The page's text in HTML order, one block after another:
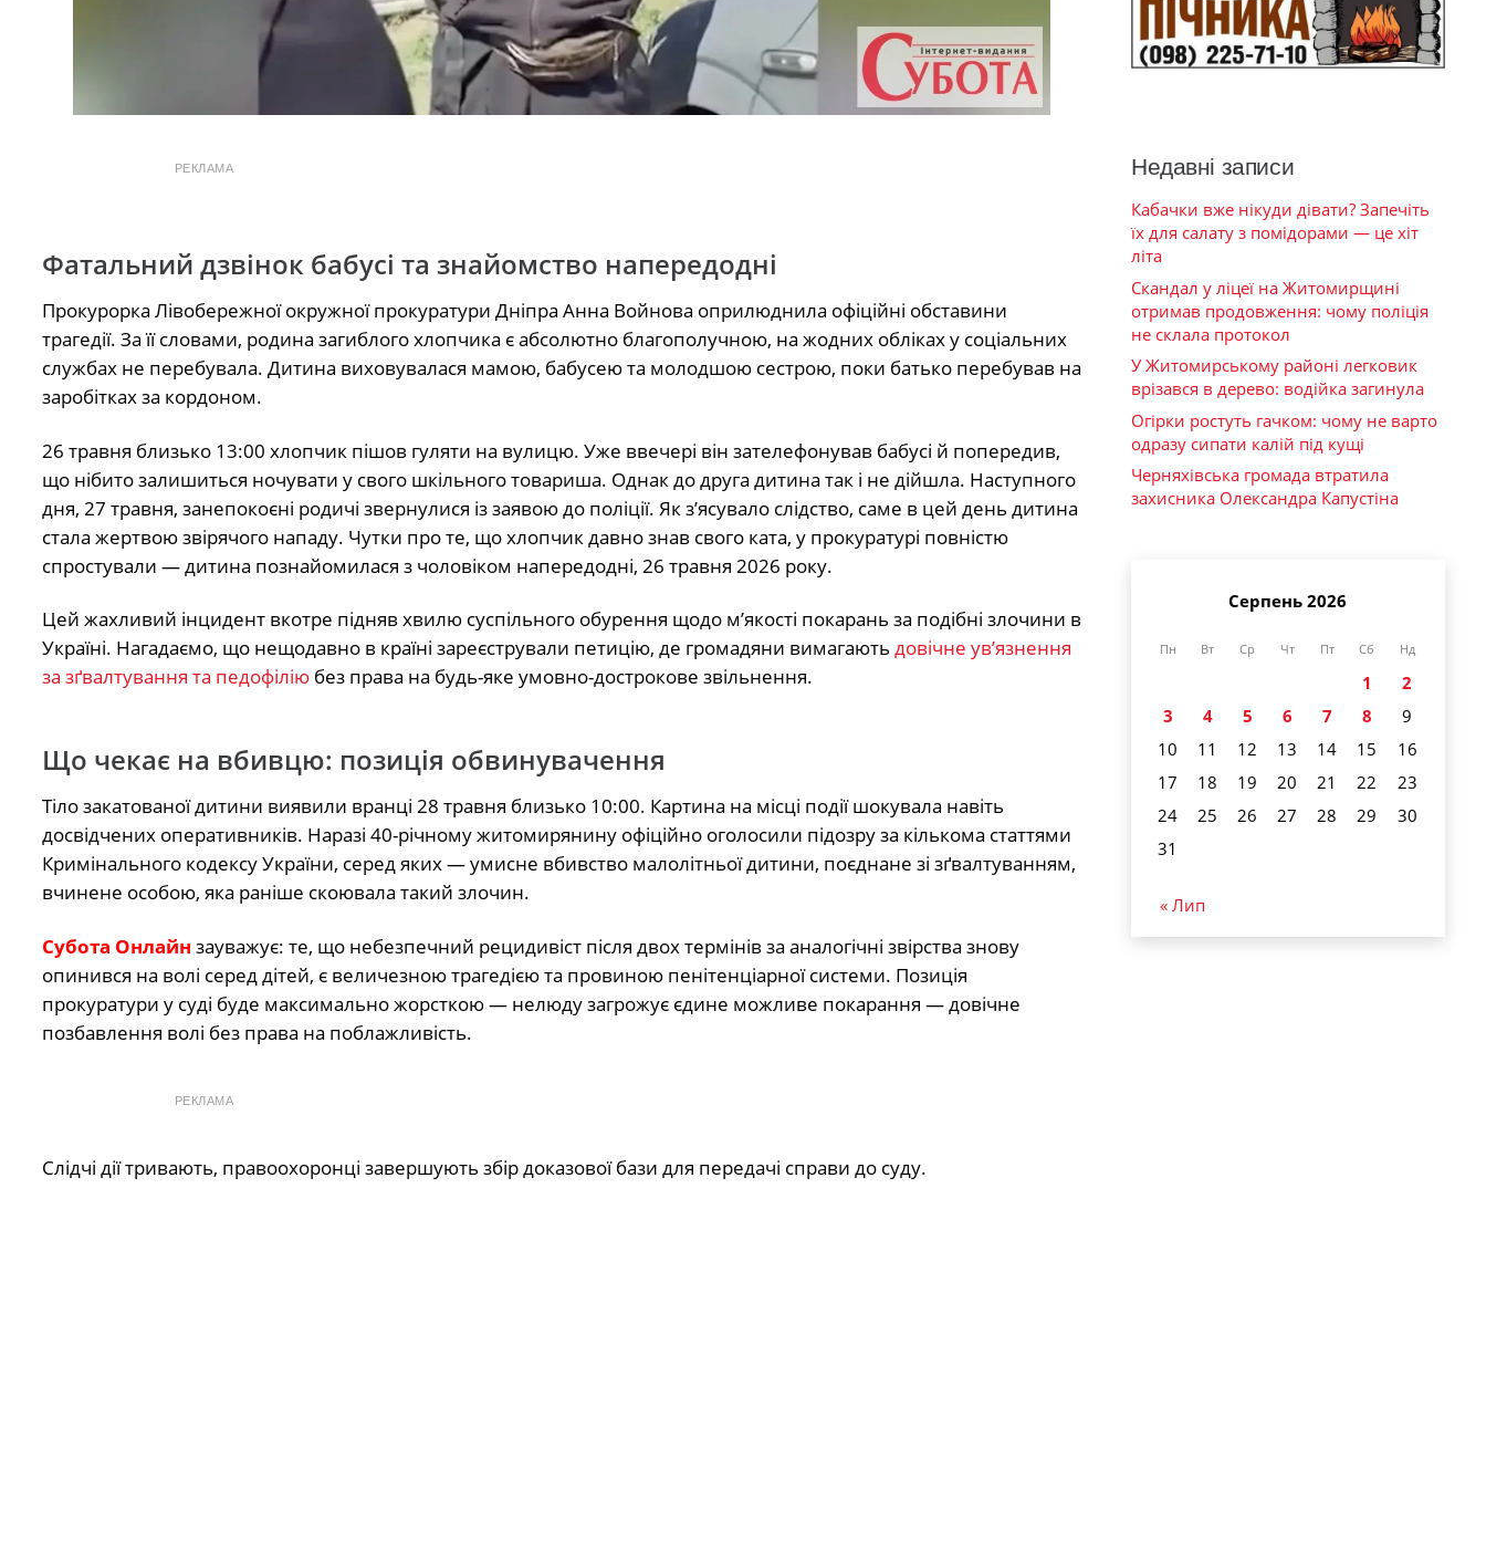
РЕКЛАМА
Фатальний дзвінок бабусі та знайомство напередодні
Прокурорка Лівобережної окружної прокуратури Дніпра Анна Войнова оприлюднила офіційні обставини
трагедії. За її словами, родина загиблого хлопчика є абсолютно благополучною, на жодних обліках у соціальних
службах не перебувала. Дитина виховувалася мамою, бабусею та молодшою сестрою, поки батько перебував на
заробітках за кордоном.
26 травня близько 13:00 хлопчик пішов гуляти на вулицю. Уже ввечері він зателефонував бабусі й попередив,
що нібито залишиться ночувати у свого шкільного товариша. Однак до друга дитина так і не дійшла. Наступного
дня, 27 травня, занепокоєні родичі звернулися із заявою до поліції. Як з’ясувало слідство, саме в цей день дитина
стала жертвою звірячого нападу. Чутки про те, що хлопчик давно знав свого ката, у прокуратурі повністю
спростували — дитина познайомилася з чоловіком напередодні, 26 травня 2026 року.
Цей жахливий інцидент вкотре підняв хвилю суспільного обурення щодо м’якості покарань за подібні злочини в
Україні. Нагадаємо, що нещодавно в країні зареєстрували петицію, де громадяни вимагають довічне ув’язнення
за зґвалтування та педофіліюбез права на будь-яке умовно-дострокове звільнення.
Що чекає на вбивцю: позиція обвинувачення
Тіло закатованої дитини виявили вранці 28 травня близько 10:00. Картина на місці події шокувала навіть
досвідчених оперативників. Наразі 40-річному житомирянину офіційно оголосили підозру за кількома статтями
Кримінального кодексу України, серед яких — умисне вбивство малолітньої дитини, поєднане зі зґвалтуванням,
вчинене особою, яка раніше скоювала такий злочин.
Субота Онлайн зауважує: те, що небезпечний рецидивіст після двох термінів за аналогічні звірства знову
опинився на волі серед дітей, є величезною трагедією та провиною пенітенціарної системи. Позиція
прокуратури у суді буде максимально жорсткою — нелюду загрожує єдине можливе покарання — довічне
позбавлення волі без права на поблажливість.
РЕКЛАМА
Слідчі дії тривають, правоохоронці завершують збір доказової бази для передачі справи до суду.
Недавні записи
Кабачки вже нікуди дівати? Запечіть
їх для салату з помідорами — це хіт
літа
Скандал у ліцеї на Житомирщині
отримав продовження: чому поліція
не склала протокол
У Житомирському районі легковик
врізався в дерево: водійка загинула
Огірки ростуть гачком: чому не варто
одразу сипати калій під кущі
Черняхівська громада втратила
захисника Олександра Капустіна
Серпень 2026
Пн Вт Ср Чт Пт Сб Нд
1
2
3
4 5 6 7 8
9
10
11 12 13 14 15
16
17
18 19 20 21 22
23
24
25 26 27 28 29
30
31
« Лип